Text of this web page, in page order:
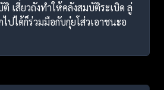
เสี่ยวถังทำให้คลังสมบัติระเบิด ลู่
ปได้ก็ร่วมมือกับกุ๋ยโส่วเอาชนะอ